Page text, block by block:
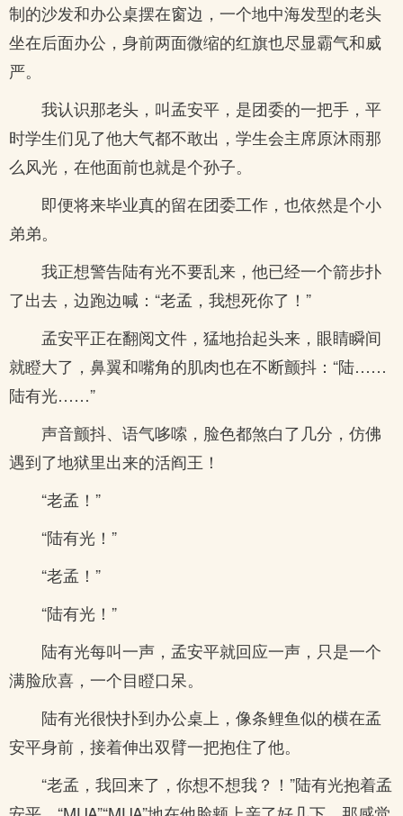
制的沙发和办公桌摆在窗边，一个地中海发型的老头
坐在后面办公，身前两面微缩的红旗也尽显霸气和威
严。
我认识那老头，叫孟安平，是团委的一把手，平
时学生们见了他大气都不敢出，学生会主席原沐雨那
么风光，在他面前也就是个孙子。
即便将来毕业真的留在团委工作，也依然是个小
弟弟。
我正想警告陆有光不要乱来，他已经一个箭步扑
了出去，边跑边喊：“老孟，我想死你了！”
孟安平正在翻阅文件，猛地抬起头来，眼睛瞬间
就瞪大了，鼻翼和嘴角的肌肉也在不断颤抖：“陆……
陆有光……”
声音颤抖、语气哆嗦，脸色都煞白了几分，仿佛
遇到了地狱里出来的活阎王！
“老孟！”
“陆有光！”
“老孟！”
“陆有光！”
陆有光每叫一声，孟安平就回应一声，只是一个
满脸欣喜，一个目瞪口呆。
陆有光很快扑到办公桌上，像条鲤鱼似的横在孟
安平身前，接着伸出双臂一把抱住了他。
“老孟，我回来了，你想不想我？！”陆有光抱着孟